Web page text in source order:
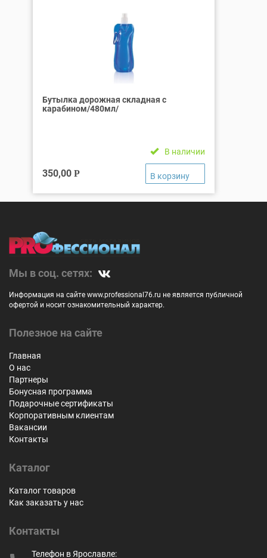
Бутылка дорожная складная с
карабином/480мл/
В наличии
350,00 Р
Мы в соц. сетях:
Информация на сайте www.professional76.ru не является публичной
офертой и носит ознакомительный характер.
Полезное на сайте
Главная
О нас
Партнеры
Бонусная программа
Подарочные сертификаты
Корпоративным клиентам
Вакансии
Контакты
Каталог
Каталог товаров
Как заказать у нас
Контакты
Телефон в Ярославле: